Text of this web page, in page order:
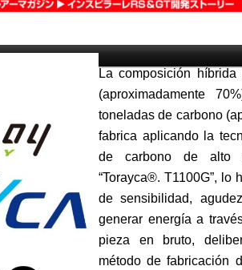
La composición
(aproximadamente
toneladas de carbono
fabrica aplicando la
de carbono de alto
“Torayca®. T1100G”, lo
de sensibilidad,
generar energía a
pieza en bruto,
método de fabricación